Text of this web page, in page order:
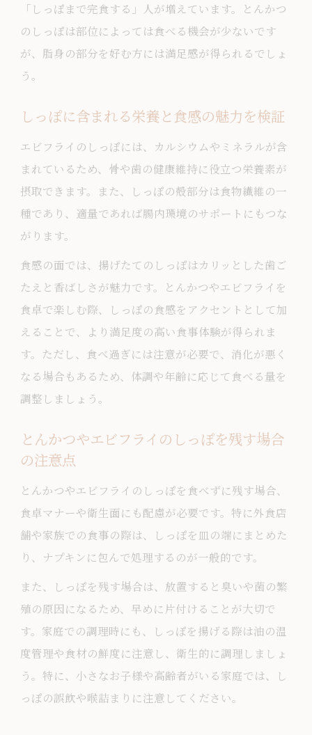
「しっぽまで完食する」人が増えています。とんかつ
のしっぽは部位によっては食べる機会が少ないです
が、脂身の部分を好む方には満足感が得られるでしょ
う。
しっぽに含まれる栄養と食感の魅力を検証
エビフライのしっぽには、カルシウムやミネラルが含
まれているため、骨や歯の健康維持に役立つ栄養素が
摂取できます。また、しっぽの殻部分は食物繊維の一
種であり、適量であれば腸内環境のサポートにもつな
がります。
食感の面では、揚げたてのしっぽはカリッとした歯ご
たえと香ばしさが魅力です。とんかつやエビフライを
食卓で楽しむ際、しっぽの食感をアクセントとして加
えることで、より満足度の高い食事体験が得られま
す。ただし、食べ過ぎには注意が必要で、消化が悪く
なる場合もあるため、体調や年齢に応じて食べる量を
調整しましょう。
とんかつやエビフライのしっぽを残す場合
の注意点
とんかつやエビフライのしっぽを食べずに残す場合、
食卓マナーや衛生面にも配慮が必要です。特に外食店
舗や家族での食事の際は、しっぽを皿の端にまとめた
り、ナプキンに包んで処理するのが一般的です。
また、しっぽを残す場合は、放置すると臭いや菌の繁
殖の原因になるため、早めに片付けることが大切で
す。家庭での調理時にも、しっぽを揚げる際は油の温
度管理や食材の鮮度に注意し、衛生的に調理しましょ
う。特に、小さなお子様や高齢者がいる家庭では、し
っぽの誤飲や喉詰まりに注意してください。